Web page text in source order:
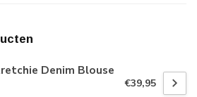
Denim Blouse
€39,95